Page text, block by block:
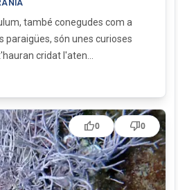
també conegudes com a
paraigües, són unes curioses
cridat l'aten...
thumb_up0 thumb_down0